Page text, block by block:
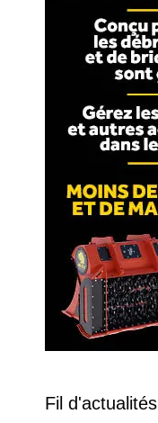
Fil d'actualités